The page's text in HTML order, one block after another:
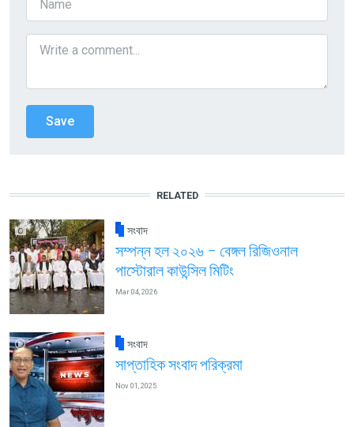
RELATED
সংবাদ
সম্পন্ন হল ২০২৬ – বেঙ্গল রিজিওনাল
পাস্টোরাল কাউন্সিল মিটিং
Mar 04, 2026
সংবাদ
সাপ্তাহিক সংবাদ পরিক্রমা
Nov 01, 2025